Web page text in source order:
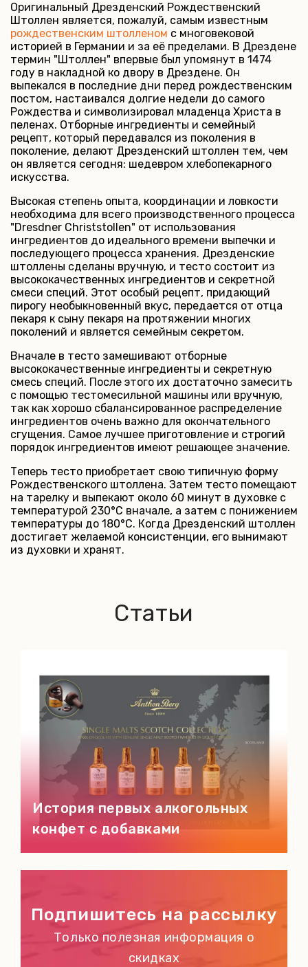
Оригинальный Дрезденский Рождественский
Штоллен является, пожалуй, самым известным
рождественским штолленом с многовековой
историей в Германии и за её пределами. В Дрездене
термин "Штоллен" впервые был упомянут в 1474
году в накладной ко двору в Дрездене. Он
выпекался в последние дни перед рождественским
постом, настаивался долгие недели до самого
Рождества и символизировал младенца Христа в
пеленах. Отборные ингредиенты и семейный
рецепт, который передавался из поколения в
поколение, делают Дрезденский штоллен тем, чем
он является сегодня: шедевром хлебопекарного
искусства.
Высокая степень опыта, координации и ловкости
необходима для всего производственного процесса
"Dresdner Christstollen" от использования
ингредиентов до идеального времени выпечки и
последующего процесса хранения. Дрезденские
штоллены сделаны вручную, и тесто состоит из
высококачественных ингредиентов и секретной
смеси специй. Этот особый рецепт, придающий
пирогу необыкновенный вкус, передается от отца
пекаря к сыну пекаря на протяжении многих
поколений и является семейным секретом.
Вначале в тесто замешивают отборные
высококачественные ингредиенты и секретную
смесь специй. После этого их достаточно замесить
с помощью тестомесильной машины или вручную,
так как хорошо сбалансированное распределение
ингредиентов очень важно для окончательного
сгущения. Самое лучшее приготовление и строгий
порядок ингредиентов имеют решающее значение.
Теперь тесто приобретает свою типичную форму
Рождественского штоллена. Затем тесто помещают
на тарелку и выпекают около 60 минут в духовке с
температурой 230°С вначале, а затем с понижением
температуры до 180°С. Когда Дрезденский штоллен
достигает желаемой консистенции, его вынимают
из духовки и хранят.
Статьи
История первых алкогольных
конфет с добавками
Подпишитесь на рассылку
Только полезная информация о
скидках